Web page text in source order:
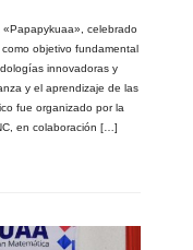
«Papapykuaa», celebrado
objetivo fundamental
innovadoras y
y el aprendizaje de las
fue organizado por la
en colaboración […]